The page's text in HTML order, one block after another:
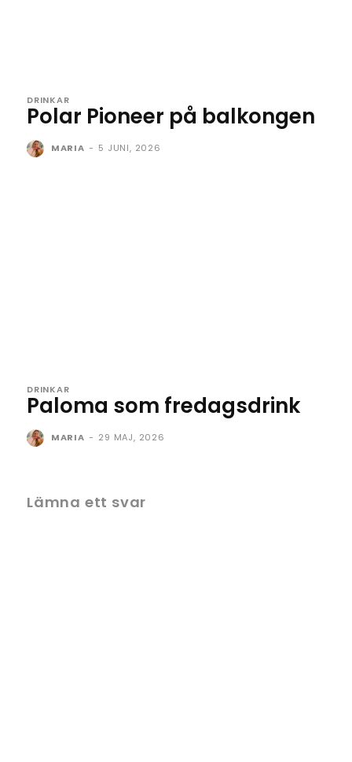
DRINKAR
Polar Pioneer på balkongen
MARIA - 5 JUNI, 2026
DRINKAR
Paloma som fredagsdrink
MARIA - 29 MAJ, 2026
Lämna ett svar